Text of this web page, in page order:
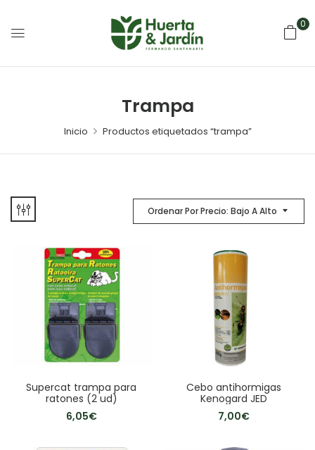
0
Trampa
Inicio Productos etiquetados “trampa”
Ordenar Por Precio: Bajo A Alto
Supercat trampa para
ratones (2 ud)
6,05€
Cebo antihormigas
Kenogard JED
7,00€